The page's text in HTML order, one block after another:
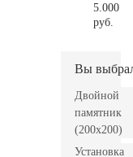
5.000
руб.
Вы
Двойной
памятник
(200х200)
Установка